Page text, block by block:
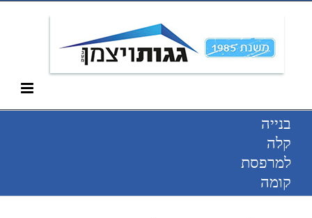
Skip
content
בנייה
קלה
למרפסת
קומה